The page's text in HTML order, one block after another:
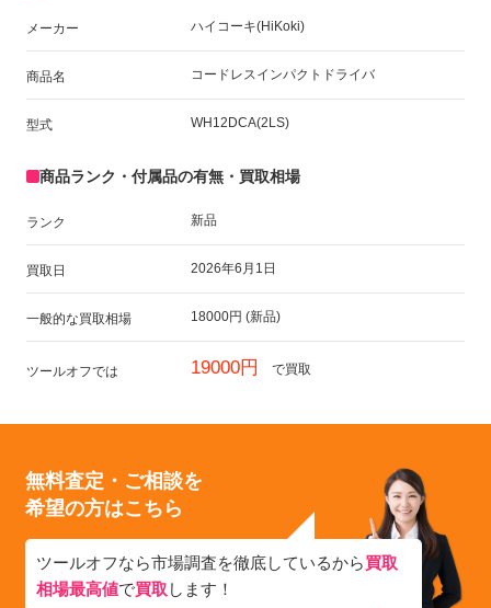
メーカー ハイコーキ(HiKoki)
商品名 コードレスインパクトドライバ
型式 WH12DCA(2LS)
商品ランク・付属品の有無・買取相場
ランク 新品
買取日 2026年6月1日
一般的な買取相場 18000円 (新品)
ツールオフでは 19000円 で買取
無料査定・ご相談を
希望の方はこちら
ツールオフなら市場調査を徹底しているから買取
相場最高値で買取 します！